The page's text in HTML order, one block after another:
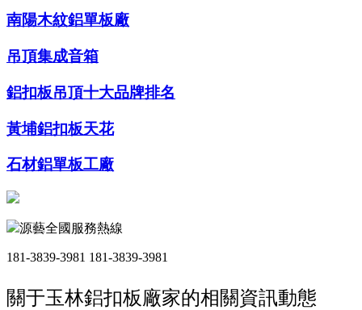
南陽木紋鋁單板廠
吊頂集成音箱
鋁扣板吊頂十大品牌排名
黃埔鋁扣板天花
石材鋁單板工廠
源藝全國服務熱線
181-3839-3981 181-3839-3981
關于玉林鋁扣板廠家的相關資訊動態